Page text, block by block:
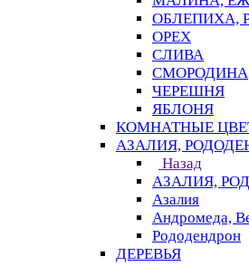
ОБЛЕПИХА,
ОРЕХ
СЛИВА
СМОРОДИНА
ЧЕРЕШНЯ
ЯБЛОНЯ
КОМНАТНЫЕ
АЗАЛИЯ,
Назад
АЗАЛИЯ,
Азалия
Андромеда,
Рододендрон
ДЕРЕВЬЯ